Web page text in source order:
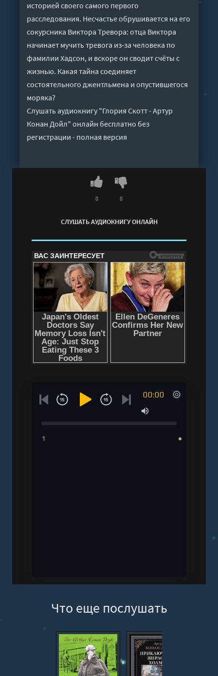
историей своего самого первого
расследования. Несчастье обрушивается на его
сокурсника Виктора Тревора: отца Виктора
начинает мучить тревога из‑за человека по
фамилии Хадсон, и вскоре он сводит счёты с
жизнью. Какая тайна соединяет
состоятельного джентльмена и опустившегося
моряка?
Слушать аудиокнигу "Глория Скотт - Артур
Конан Дойл" онлайн бесплатно без
регистрации - полная версия
СЛУШАТЬ АУДИОКНИГУ ОНЛАЙН
0 0
00:00
1
Что еще послушать